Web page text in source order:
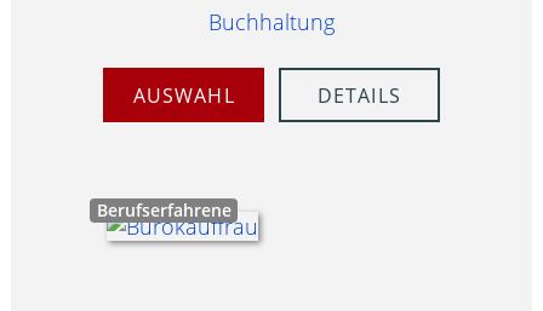
Buchhaltung
AUSWAHL DETAILS
Berufserfahrene